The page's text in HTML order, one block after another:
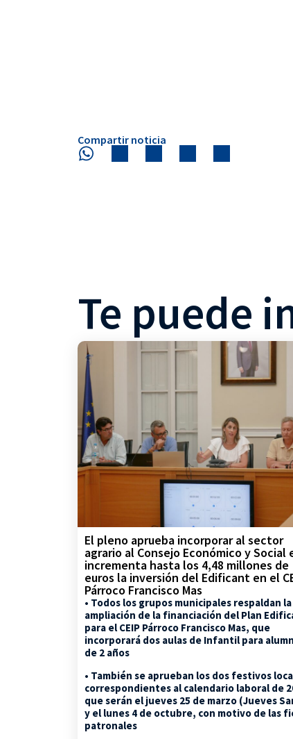
Compartir noticia
Te puede
El pleno aprueba incorporar al sector
agrario al Consejo Económico y Social
incrementa hasta los 4,48 millones de
euros la inversión del Edificant en el
Párroco Francisco Mas
• Todos los grupos municipales respaldan la
ampliación de la financiación del Plan
para el CEIP Párroco Francisco Mas, que
incorporará dos aulas de Infantil para
de 2 años
• También se aprueban los dos festivos
correspondientes al calendario laboral de
que serán el jueves 25 de marzo (Jueves
y el lunes 4 de octubre, con motivo de las
patronales